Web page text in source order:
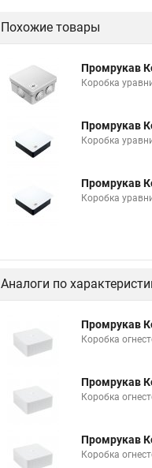
Похожие товары
Промрукав
Коробка
Промрукав
Коробка
Промрукав
Коробка
Аналоги по
Промрукав
Коробка
Промрукав
Коробка
Промрукав
Коробка